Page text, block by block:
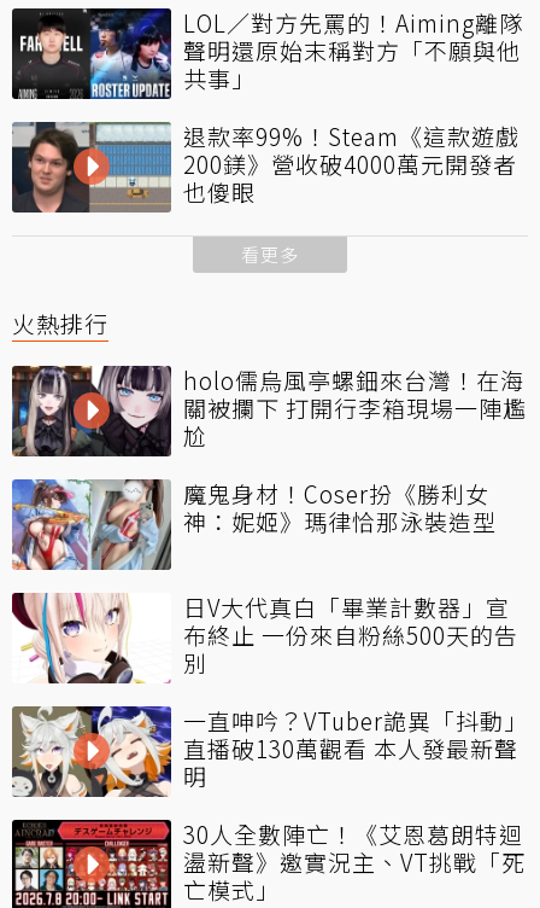
LOL／對方先罵的！Aiming離隊
聲明還原始末稱對方「不願與他
共事」
退款率99%！Steam《這款遊戲
200鎂》營收破4000萬元開發者
也傻眼
看更多
火熱排行
holo儒烏風亭螺鈿來台灣！在海
關被攔下 打開行李箱現場一陣尷
尬
魔鬼身材！Coser扮《勝利女
神：妮姬》瑪律恰那泳裝造型
日V大代真白「畢業計數器」宣
布終止 一份來自粉絲500天的告
別
一直呻吟？VTuber詭異「抖動」
直播破130萬觀看 本人發最新聲
明
30人全數陣亡！《艾恩葛朗特迴
盪新聲》邀實況主、VT挑戰「死
亡模式」